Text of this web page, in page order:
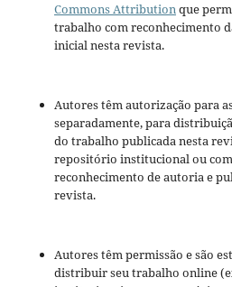
Commons Attributionque
trabalho com reconhecimento
inicial nesta revista.
Autores têm autorização para
separadamente, para
do trabalho publicada nesta
repositório institucional ou
reconhecimento de autoria e
revista.
Autores têm permissão e são
distribuir seu trabalho online